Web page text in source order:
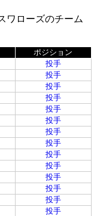
ワローズのチーム
ポジション
投手
投手
投手
投手
投手
投手
投手
投手
投手
投手
投手
投手
投手
投手